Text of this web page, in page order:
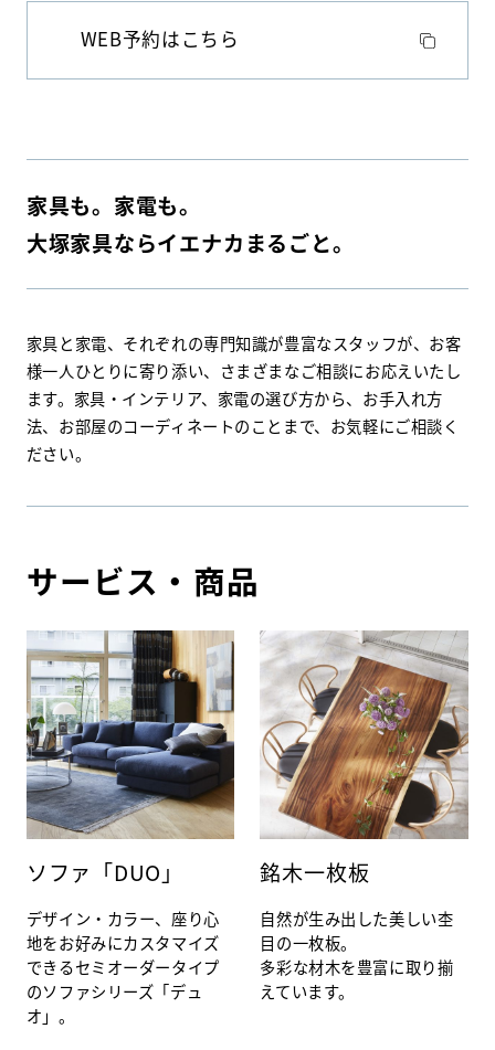
WEB予約はこちら
家具も。家電も。
大塚家具ならイエナカまるごと。
家具と家電、それぞれの専門知識が豊富なスタッフが、お客
様一人ひとりに寄り添い、さまざまなご相談にお応えいたし
ます。家具・インテリア、家電の選び方から、お手入れ方
法、お部屋のコーディネートのことまで、お気軽にご相談く
ださい。
サービス・商品
ソファ「DUO」
デザイン・カラー、座り心
地をお好みにカスタマイズ
できるセミオーダータイプ
のソファシリーズ「デュ
オ」。
銘木一枚板
自然が生み出した美しい杢
目の一枚板。
多彩な材木を豊富に取り揃
えています。